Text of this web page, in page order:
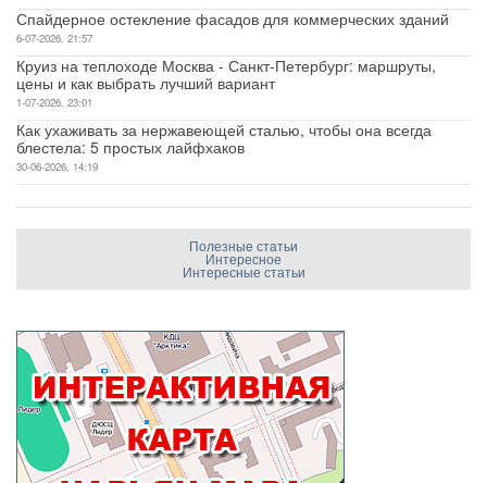
Спайдерное остекление фасадов для коммерческих зданий
6-07-2026, 21:57
Круиз на теплоходе Москва - Санкт-Петербург: маршруты,
цены и как выбрать лучший вариант
1-07-2026, 23:01
Как ухаживать за нержавеющей сталью, чтобы она всегда
блестела: 5 простых лайфхаков
30-06-2026, 14:19
Полезные статьи
Интересное
Интересные статьи